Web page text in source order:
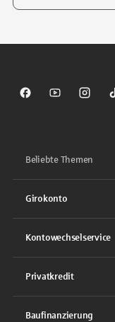
Sparkasse aufSparkasse auf
Beliebte Themen
Girokonto
Kontowechselservice
Privatkredit
Baufinanzierung